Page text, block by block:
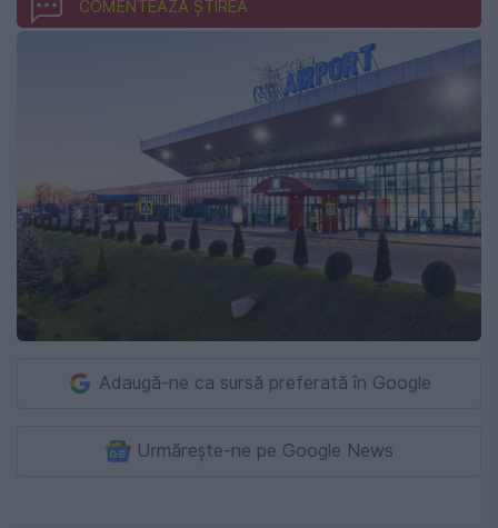
COMENTEAZĂ ȘTIREA
Adaugă-ne ca sursă preferată în Google
Urmărește-ne pe Google News